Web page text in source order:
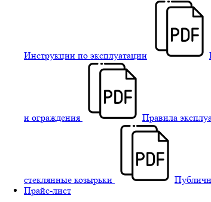
Инструкции по эксплуатации
и ограждения Правила
стеклянные козырьки
Прайс-лист